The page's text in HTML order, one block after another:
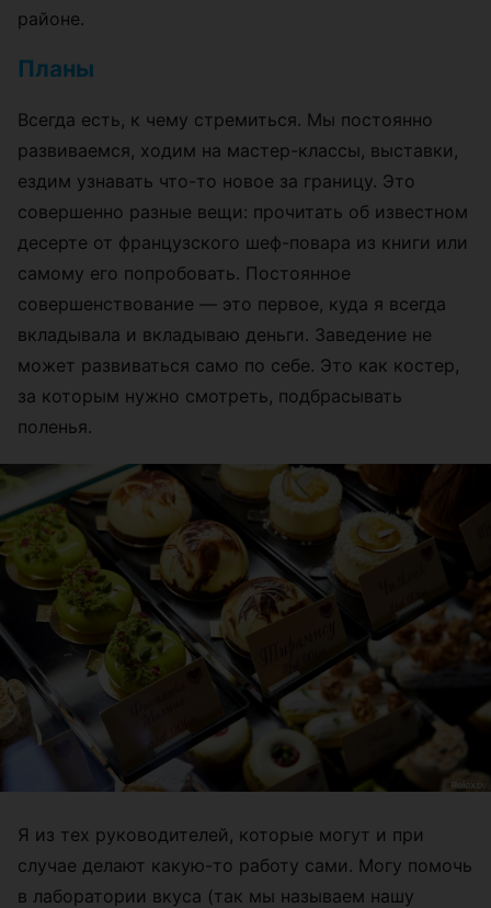
районе.
Планы
Всегда есть, к чему стремиться. Мы постоянно
развиваемся, ходим на мастер-классы, выставки,
ездим узнавать что-то новое за границу. Это
совершенно разные вещи: прочитать об известном
десерте от французского шеф-повара из книги или
самому его попробовать. Постоянное
совершенствование — это первое, куда я всегда
вкладывала и вкладываю деньги. Заведение не
может развиваться само по себе. Это как костер,
за которым нужно смотреть, подбрасывать
поленья.
Я из тех руководителей, которые могут и при
случае делают какую-то работу сами. Могу помочь
в лаборатории вкуса (так мы называем нашу